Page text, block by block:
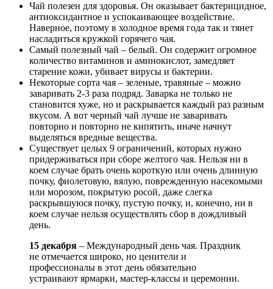
Чай полезен для здоровья. Он оказывает бактерицидное,
антиоксидантное и успокаивающее воздействие.
Наверное, поэтому в холодное время года так и тянет
насладиться кружкой горячего чая.
Самый полезный чай – белый. Он содержит огромное
количество витаминов и аминокислот, замедляет
старение кожи, убивает вирусы и бактерии.
Некоторые сорта чая – зеленые, травяные – можно
заваривать 2-3 раза подряд. Заварка не только не
становится хуже, но и раскрывается каждый раз разным
вкусом. А вот черный чай лучше не заваривать
повторно и повторно не кипятить, иначе начнут
выделяться вредные вещества.
Существует целых 9 ограничений, которых нужно
придерживаться при сборе желтого чая. Нельзя ни в
коем случае брать очень короткую или очень длинную
почку, фиолетовую, вялую, поврежденную насекомыми
или морозом, покрытую росой, даже слегка
раскрывшуюся почку, пустую почку, и, конечно, ни в
коем случае нельзя осуществлять сбор в дождливый
день.
15 декабря – Международный день чая. Праздник
не отмечается широко, но ценители и
профессионалы в этот день обязательно
устраивают ярмарки, мастер-классы и церемонии.